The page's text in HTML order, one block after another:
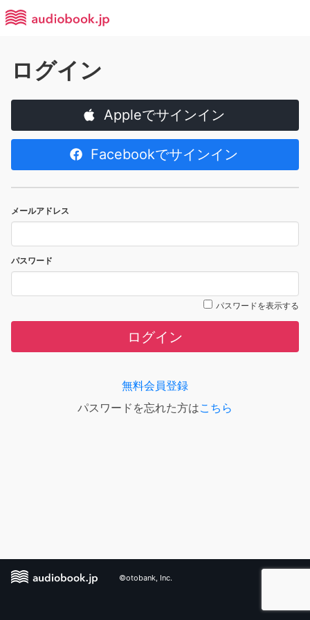
ログイン
Appleでサインイン
Facebookでサインイン
メールアドレス
パスワード
パスワードを表示する
ログイン
無料会員登録
パスワードを忘れた方はこちら
©otobank, Inc.